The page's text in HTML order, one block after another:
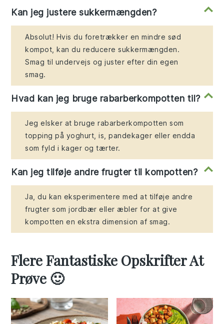
Kan jeg justere sukkermængden?
Absolut! Hvis du foretrækker en mindre sød
kompot, kan du reducere sukkermængden.
Smag til undervejs og juster efter din egen
smag.
Hvad kan jeg bruge rabarberkompotten til?
Jeg elsker at bruge rabarberkompotten som
topping på yoghurt, is, pandekager eller endda
som fyld i kager og tærter.
Kan jeg tilføje andre frugter til kompotten?
Ja, du kan eksperimentere med at tilføje andre
frugter som jordbær eller æbler for at give
kompotten en ekstra dimension af smag.
Flere Fantastiske Opskrifter At
Prøve 🙂